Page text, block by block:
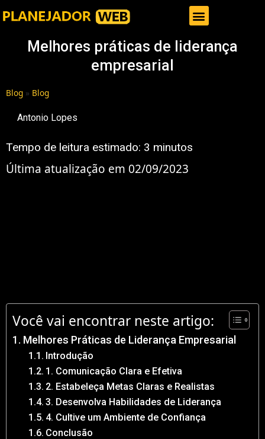
Melhores práticas de liderança
empresarial
Blog » Blog
Antonio Lopes
Tempo de leitura estimado: 3 minutos
Última atualização em 02/09/2023
Você vai encontrar neste artigo:
Melhores Práticas de Liderança Empresarial
Introdução
1. Comunicação Clara e Efetiva
2. Estabeleça Metas Claras e Realistas
3. Desenvolva Habilidades de Liderança
4. Cultive um Ambiente de Confiança
Conclusão